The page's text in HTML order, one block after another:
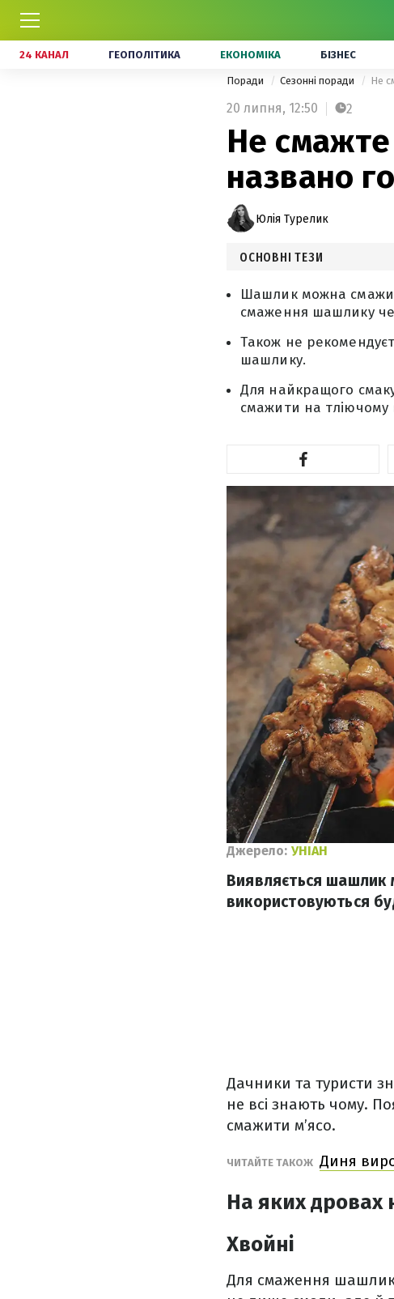
24 КАНАЛ ГЕОПОЛІТИКА ЕКОНОМІКА БІЗНЕС
Поради Сезонні поради Не
20 липня, 12:50 2
Не
названо
Юлія Турелик
ОСНОВНІ ТЕЗИ
Шашлик можна
смаження шашлику
Також не
шашлику.
Для найкращого
смажити на тліючому
Джерело: УНІАН
Виявляється шашлик
використовуються
Дачники та туристи
не всі знають чому.
смажити м’ясо.
ЧИТАЙТЕ ТАКОЖ Диня
На яких
Хвойні
Для смаження